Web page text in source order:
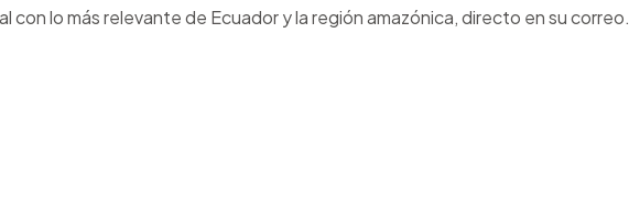
con lo más relevante de Ecuador y la región amazónica, directo en su correo.